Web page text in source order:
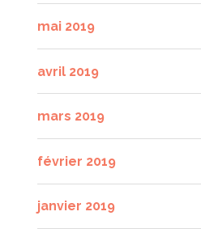
mai 2019
avril 2019
mars 2019
février 2019
janvier 2019